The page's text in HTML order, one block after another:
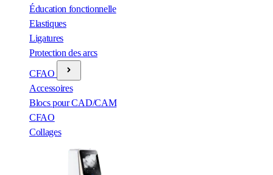
Éducation fonctionnelle
Elastiques
Ligatures
Protection des arcs
CFAO
Accessoires
Blocs pour CAD/CAM
CFAO
Collages